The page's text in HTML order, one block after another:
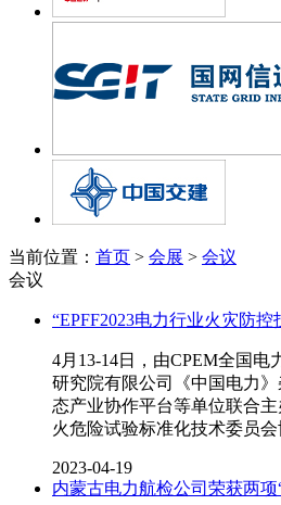
当前位置： 首页 > 会展 > 会议
会议
“EPFF2023电力行业火灾防
4月13-14日，由CPEM全国电
研究院有限公司《中国电力
态产业协作平台等单位联合
火危险试验标准化技术委员会
2023-04-19
内蒙古电力航检公司荣获两项